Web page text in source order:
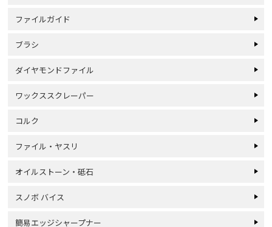
ファイルガイド
ブラシ
ダイヤモンドファイル
ワックススクレーパー
コルク
ファイル・ヤスリ
オイルストーン・砥石
スノボ バイス
簡易エッジシャープナー